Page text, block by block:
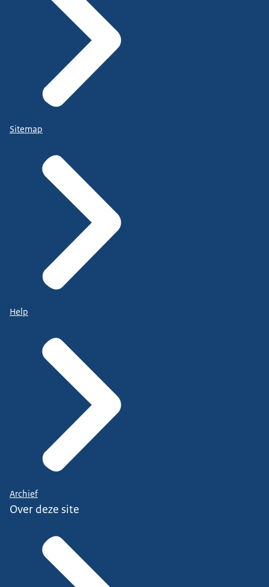
Sitemap
Help
Archief
Over deze site